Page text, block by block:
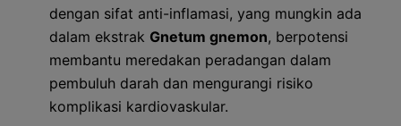
dengan sifat anti-inflamasi, yang mungkin ada
dalam ekstrak Gnetum gnemon, berpotensi
membantu meredakan peradangan dalam
pembuluh darah dan mengurangi risiko
komplikasi kardiovaskular.